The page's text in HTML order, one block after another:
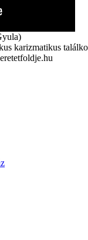
karizmatikus